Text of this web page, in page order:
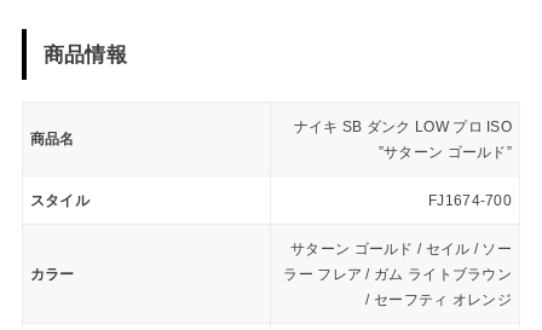
商品情報
商品名
ナイキ SB ダンク LOW プロ ISO
”サターン ゴールド”
スタイル FJ1674-700
カラー
サターン ゴールド / セイル / ソー
ラー フレア / ガム ライトブラウン
/ セーフティ オレンジ